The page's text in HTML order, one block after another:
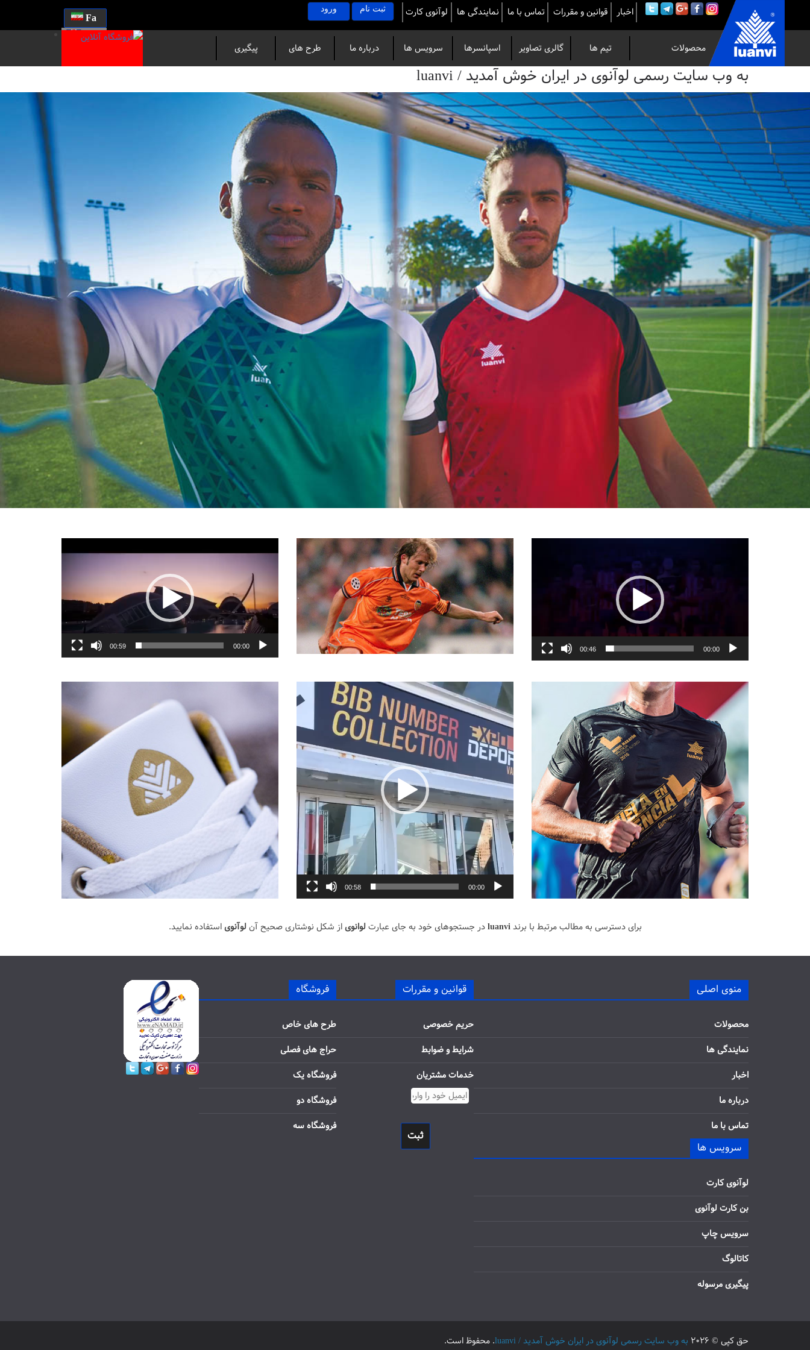
Fa
En
به
وب
سایت
رسمی
لوآنوی
در
ایران
خوش
آمدید
/
luanvi
اخبار قوانین و مقررات تماس با ما نمایندگی ها لوآنوی کارت ثبت نام ورود
محصولات تیم ها گالری تصاویر اسپانسرها سرویس ها درباره ما
طرح های
پیگیری
به وب سایت رسمی لوآنوی در ایران خوش آمدید / luanvi
00:00
00:59 00:00
00:46
نمایشگر
ویدیو
00:00
00:58
برای دسترسی به مطالب مرتبط با برندluanviدر جستجوهای خود به جای عبارت لوانویاز شکل نوشتاری صحیح آن لوآنویاستفاده نمایید.
منوی اصلی
محصولات
نمایندگی ها
اخبار
درباره ما
تماس با ما
سرویس ها
لوآنوی کارت
بن کارت لوآنوی
سرویس چاپ
کاتالوگ
پیگیری مرسوله
قوانین و مقررات
حریم خصوصی
شرایط و ضوابط
خدمات مشتریان
ثبت
فروشگاه
طرح های خاص
حراج های فصلی
فروشگاه یک
فروشگاه دو
فروشگاه سه
حق کپی © 2026 به وب سایت رسمی لوآنوی در ایران خوش آمدید / luanvi
. محفوظ است.